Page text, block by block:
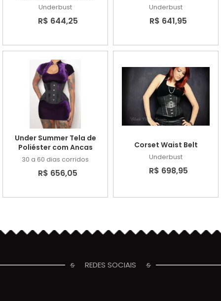
Underbust
R$ 644,25
Underbust
R$ 641,95
Under Summer Tela de
Poliéster com Ancas
30 a 60 dias corridos
R$ 656,05
Corset Waist Belt
Underbust
R$ 698,95
REDES SOCIAIS